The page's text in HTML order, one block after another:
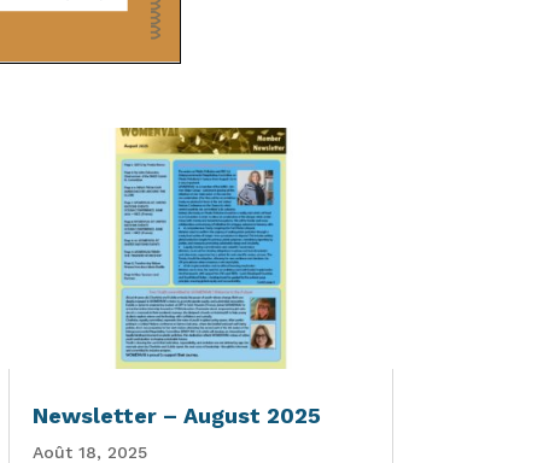
Newsletter – August 2025
Août 18, 2025